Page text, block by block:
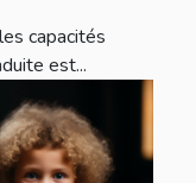
capacités
est...